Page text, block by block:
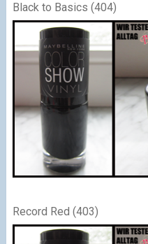
Black to Basics (404)
Record Red (403)